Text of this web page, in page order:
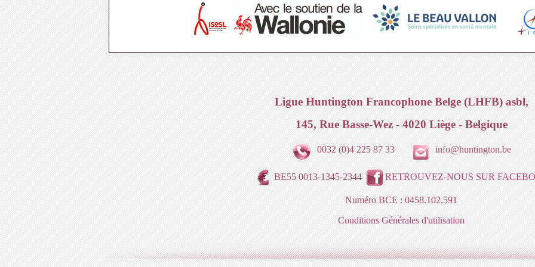
Ligue Huntington Francophone Belge (LHFB) asbl,
145, Rue Basse-Wez - 4020 Liège - Belgique
0032 (0)4 225 87 33 info@huntington.be
BE55 0013-1345-2344 RETROUVEZ-NOUS SUR
Numéro BCE : 0458.102.591
Conditions Générales d'utilisation